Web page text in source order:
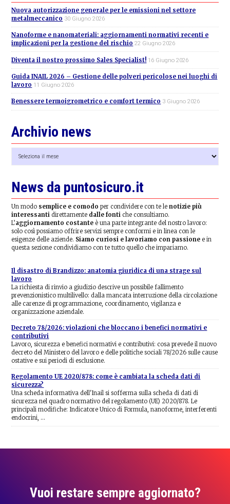
Nuova autorizzazione generale per le emissioni nel settore
metalmeccanico 30 Giugno 2026
Nanoforme e nanomateriali: aggiornamenti normativi recenti e
implicazioni per la gestione del rischio 22 Giugno 2026
Diventa il nostro prossimo Sales Specialist! 16 Giugno 2026
Guida INAIL 2026 – Gestione delle polveri pericolose nei luoghi di
lavoro 11 Giugno 2026
Benessere termoigrometrico e comfort termico 3 Giugno 2026
Archivio news
news
News da puntosicuro.it
Un modo semplice e comodo per condividere con te lenotizie più
interessanti direttamente dalle fonti che consultiamo.
L’aggiornamento costante è una parte integrante del nostro lavoro:
solo così possiamo offrire servizi sempre conformi e in linea con le
esigenze delle aziende. Siamo curiosi e lavoriamo con passione e in
questa sezione condividiamo con te tutto quello che impariamo.
Il disastro di Brandizzo: anatomia giuridica di una strage sul
lavoro
La richiesta di rinvio a giudizio descrive un possibile fallimento
prevenzionistico multilivello: dalla mancata interruzione della circolazione
alle carenze di programmazione, coordinamento, vigilanza e
organizzazione aziendale.
Decreto 78/2026: violazioni che bloccano i benefici normativi e
contributivi
Lavoro, sicurezza e benefici normativi e contributivi: cosa prevede il nuovo
decreto del Ministero del lavoro e delle politiche sociali 78/2026 sulle cause
ostative e sui periodi di esclusione.
Regolamento UE 2020/878: come è cambiata la scheda dati di
sicurezza?
Una scheda informativa dell'Inail si sofferma sulla scheda di dati di
sicurezza nel quadro normativo del regolamento (UE) 2020/878. Le
principali modifiche: Indicatore Unico di Formula, nanoforme, interferenti
endocrini, …
Vuoi restare sempre aggiornato?